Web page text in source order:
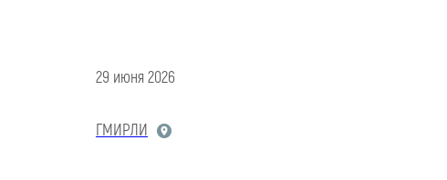
29 июня 2026
ГМИРЛИ